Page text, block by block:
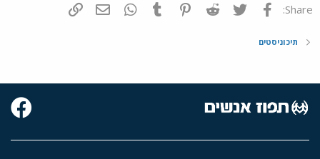
Share: פייסבוק Twitter
Reddit
Pinterest
Tumblr
WhatsAppדואר אלקטרוני
תיכוניסטים